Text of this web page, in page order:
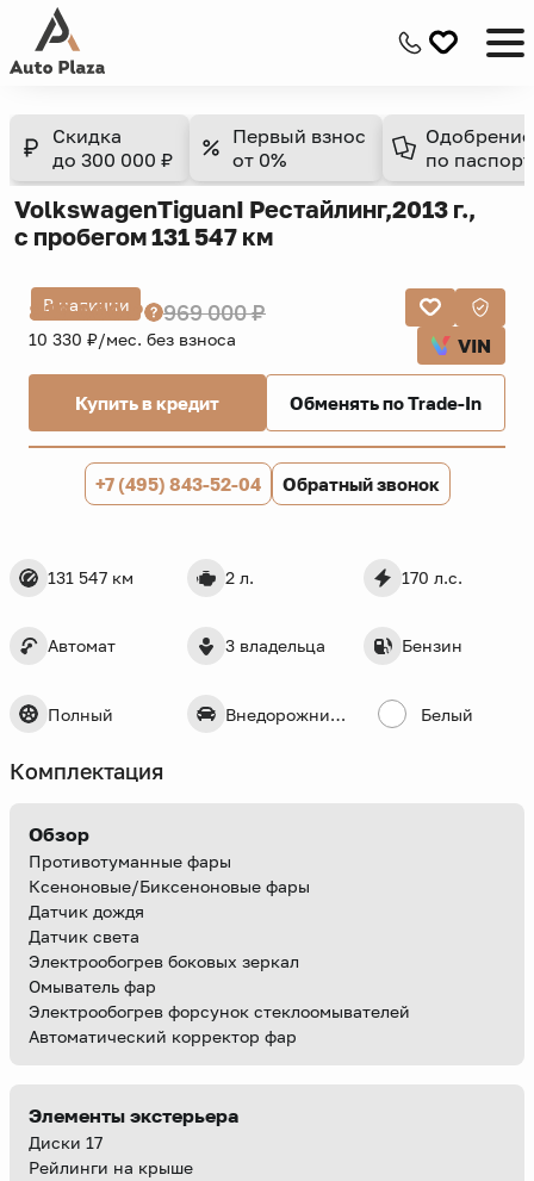
Скидка
до 300 000 ₽
Первый взнос
от 0%
Одобрение
по
VolkswagenTiguanI Рестайлинг,2013 г.,
с пробегом 131 547 км
В наличии
131 547 км 2 л. 170 л.с.
Автомат 3 владельца Бензин
Полный Внедорожник 5 дв. Белый
819 000 ₽ 969 000 ₽
10 330 ₽/мес. без взноса VIN
Купить в кредит Обменять по Trade-In
+7 (495) 843-52-04 Обратный звонок
Комплектация
Обзор
Противотуманные фары
Ксеноновые/Биксеноновые фары
Датчик дождя
Датчик света
Электрообогрев боковых зеркал
Омыватель фар
Электрообогрев форсунок стеклоомывателей
Автоматический корректор фар
Элементы экстерьера
Диски 17
Рейлинги на крыше